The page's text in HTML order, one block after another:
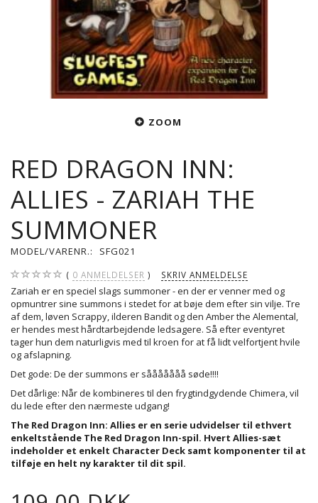
ZOOM
RED DRAGON INN:
ALLIES - ZARIAH THE
SUMMONER
MODEL/VARENR.: SFG021
0 ANMELDELSER SKRIV ANMELDELSE
Zariah er en speciel slags summoner - en der er venner med og
opmuntrer sine summons i stedet for at bøje dem efter sin vilje. Tre
af dem, løven Scrappy, ilderen Bandit og den Amber the Alemental,
er hendes mest hårdtarbejdende ledsagere. Så efter eventyret
tager hun dem naturligvis med til kroen for at få lidt velfortjent hvile
og afslapning.
Det gode: De der summons er sååååååå søde!!!!
Det dårlige: Når de kombineres til den frygtindgydende Chimera, vil
du lede efter den nærmeste udgang!
The Red Dragon Inn: Allies er en serie udvidelser til ethvert
enkeltstående The Red Dragon Inn-spil. Hvert Allies-sæt
indeholder et enkelt Character Deck samt komponenter til at
tilføje en helt ny karakter til dit spil.